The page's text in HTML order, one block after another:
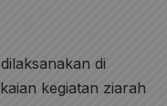
di
kegiatan ziarah